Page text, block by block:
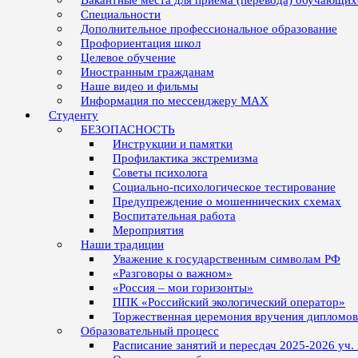
Специальности
Дополнительное профессиональное образование
Профориентация школ
Целевое обучение
Иностранным гражданам
Наше видео и фильмы
Информация по мессенджеру MAX
Студенту
БЕЗОПАСНОСТЬ
Инструкции и памятки
Профилактика экстремизма
Советы психолога
Социально-психологическое тестирование
Предупреждение о мошеннических схемах
Воспитательная работа
Мероприятия
Наши традиции
Уважение к государственным символам РФ
«Разговоры о важном»
«Россия – мои горизонты»
ППК «Российский экологический оператор»
Торжественная церемония вручения
Образовательный процесс
Расписание занятий и пересдач 2025-2026 уч.